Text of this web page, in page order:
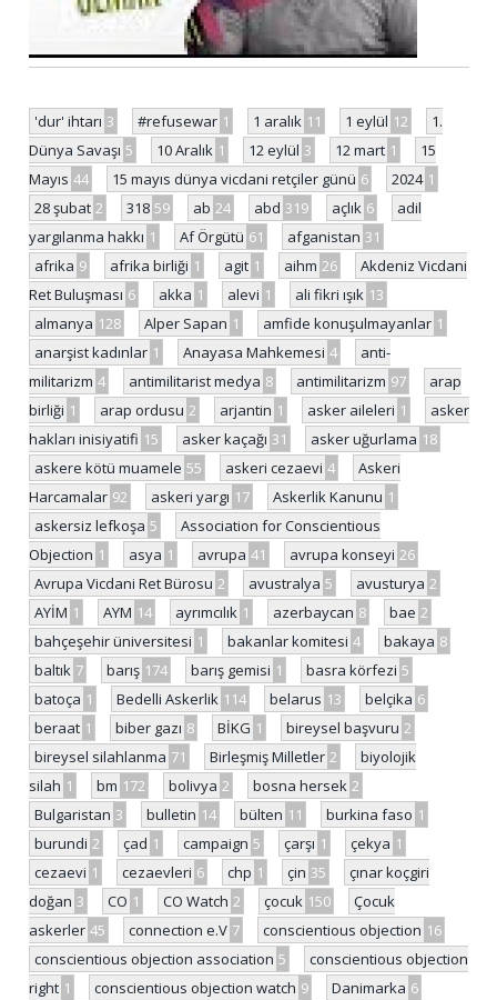
'dur' ihtarı 3 #refusewar 1 1 aralık 11 1 eylül 12
1.
Dünya Savaşı 5 10 Aralık 1 12 eylül 3 12 mart 1
15
Mayıs 44 15 mayıs dünya vicdani retçiler günü 6 2024 1
28 şubat 2 318 59 ab 24 abd 319 açlık 6
adil
yargılanma hakkı 1 Af Örgütü 61 afganistan 31
afrika 9 afrika birliği 1 agit 1 aihm 26
Akdeniz Vicdani
Ret Buluşması 6 akka 1 alevi 1 ali fikri ışık 13
almanya 128 Alper Sapan 1 amfide konuşulmayanlar 1
anarşist kadınlar 1 Anayasa Mahkemesi 4
anti-
militarizm 4 antimilitarist medya 8 antimilitarizm 97
arap
birliği 1 arap ordusu 2 arjantin 1 asker aileleri 1
asker
hakları inisiyatifi 15 asker kaçağı 31 asker uğurlama 18
askere kötü muamele 55 askeri cezaevi 4
Askeri
Harcamalar 92 askeri yargı 17 Askerlik Kanunu 1
askersiz lefkoşa 5
Association for Conscientious
Objection 1 asya 1 avrupa 41 avrupa konseyi 26
Avrupa Vicdani Ret Bürosu 2 avustralya 5 avusturya 2
AYİM 1 AYM 14 ayrımcılık 1 azerbaycan 8 bae 2
bahçeşehir üniversitesi 1 bakanlar komitesi 4 bakaya 8
baltık 7 barış 174 barış gemisi 1 basra körfezi 5
batoça 1 Bedelli Askerlik 114 belarus 13 belçika 6
beraat 1 biber gazı 8 BİKG 1 bireysel başvuru 2
bireysel silahlanma 71 Birleşmiş Milletler 2
biyolojik
silah 1 bm 172 bolivya 2 bosna hersek 2
Bulgaristan 3 bulletin 14 bülten 11 burkina faso 1
burundi 2 çad 1 campaign 5 çarşı 1 çekya 1
cezaevi 1 cezaevleri 6 chp 1 çin 35
çınar koçgiri
doğan 3 CO 1 CO Watch 2 çocuk 150
Çocuk
askerler 45 connection e.V 7 conscientious objection 16
conscientious objection association 5
conscientious objection
right 1 conscientious objection watch 9 Danimarka 6